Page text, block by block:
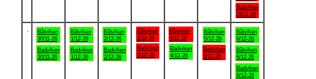
Badviken
29/11-26
Båtviken
30/11-26
Badviken
30/11-26
Båtviken
1/12-26
Badviken
1/12-26
Båtviken
2/12-26
Badviken
2/12-26
Båtviken
3/12-26
Badviken
3/12-26
Båtviken
4/12-26
Badviken
4/12-26
Båtviken
5/12-26
Badviken
5/12-26
Båtviken
6/12-26
Båtviken
6/12-26
Badviken
6/12-26